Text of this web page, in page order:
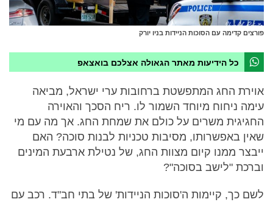
פורצים קדימה עם הסוכות הניידות בניו יורק
כל הידיעות מאתר הגאולה אצלכם בואצאפ
אוירת החג המתפשטת ברחובות ערי ישראל, מביאה
עימה ניחוח מיוחד השמור לו. ריח הסכך והאוירה
החגיגית משרים על כולם את שמחת החג. אך מה עם מי
שאין באפשרותו, מסיבות טכניות לבנות סוכה? האם
ייבצר ממנו קיום מצוות החג, של נטילת ארבעת המינים
וברכת "לישב בסוכה"?
לשם כך, קיימות ה'סוכות הניידות' של בתי חב"ד. רכב עם